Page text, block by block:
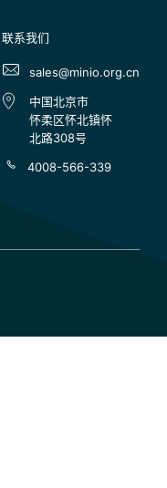
联系我们
sales@minio.org.cn
中国北京市
怀柔区怀北镇怀
北路308号
4008-566-339